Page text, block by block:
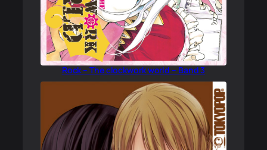
Rock – The clockwork world – Band 3